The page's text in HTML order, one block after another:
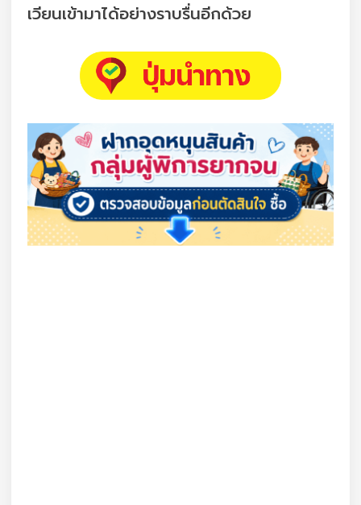
เวียนเข้ามาได้อย่างราบรื่นอีกด้วย